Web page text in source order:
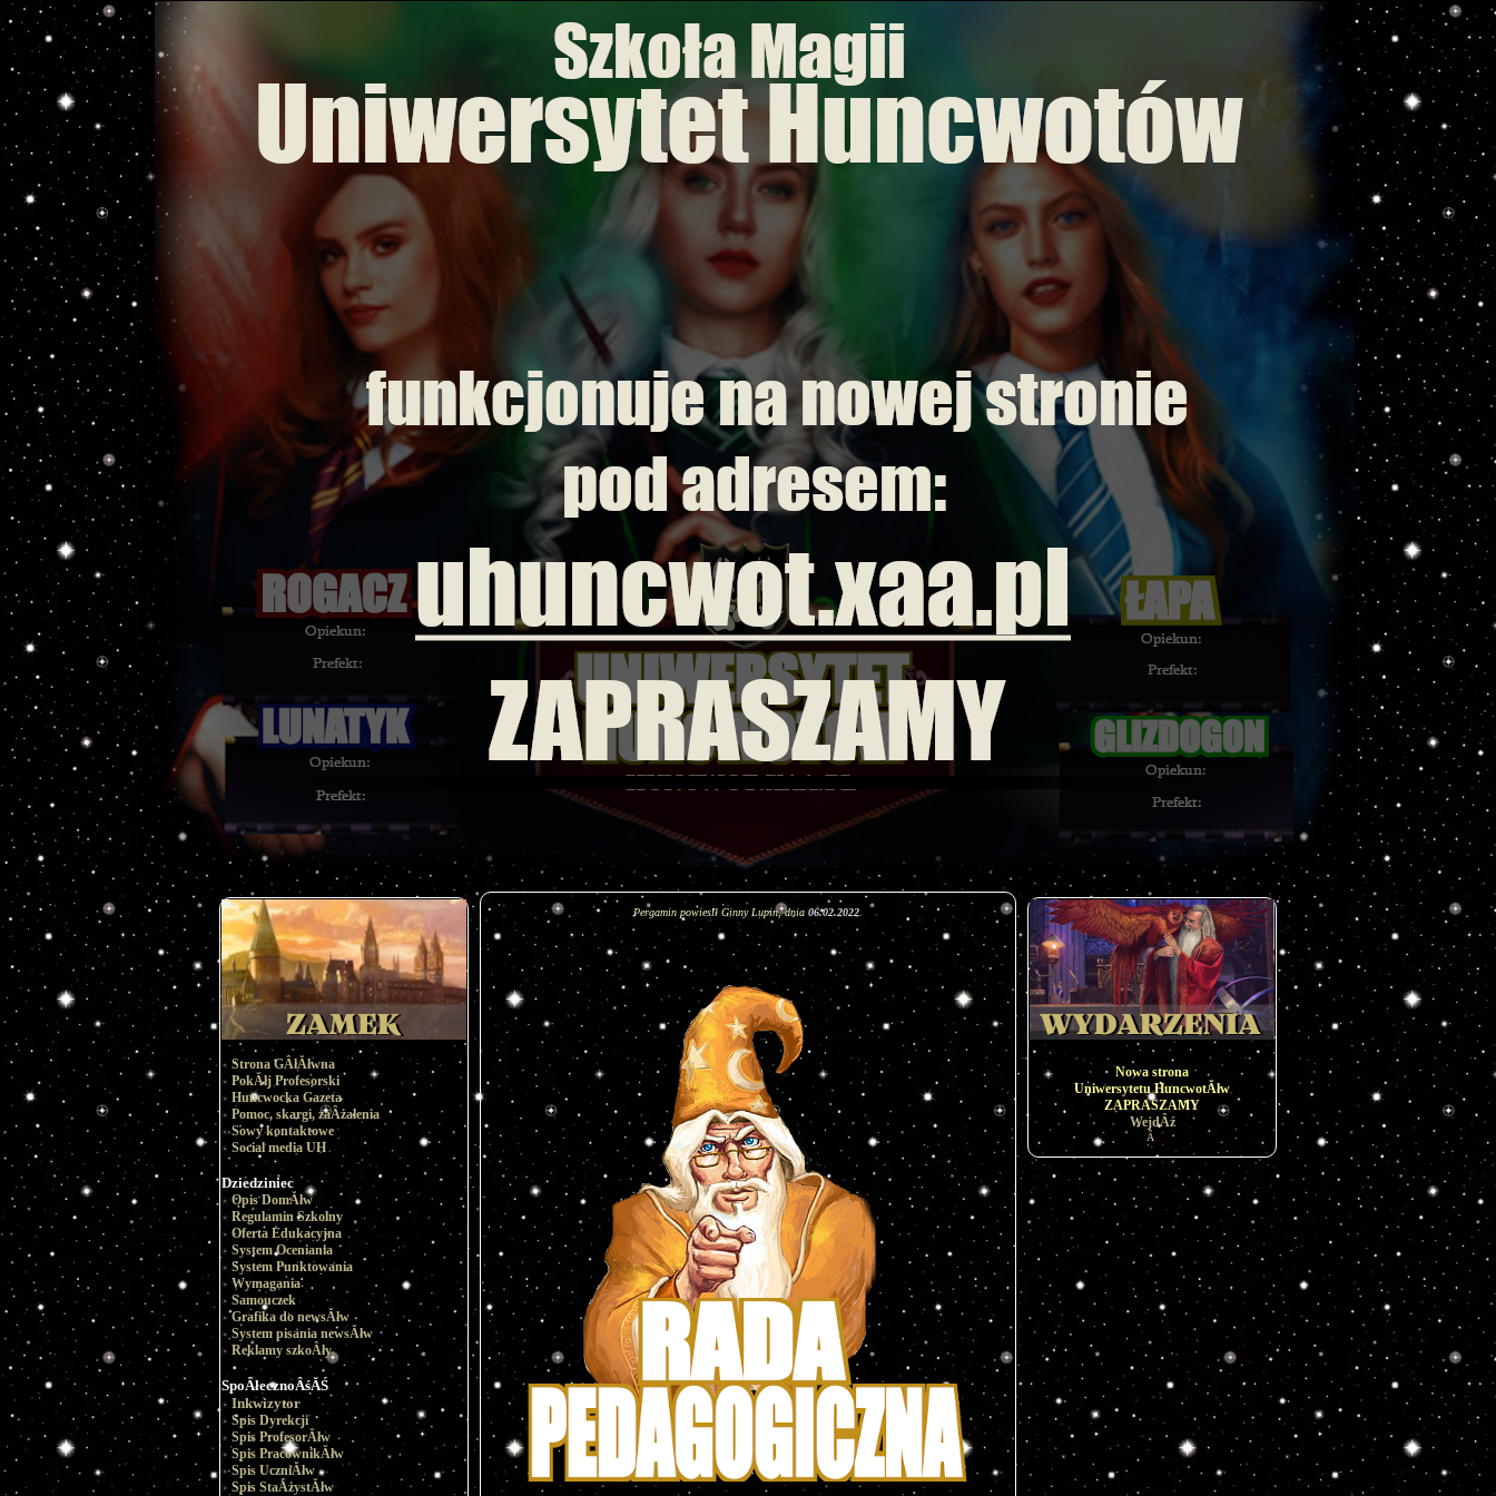
Strona GÂłĂłwna
PokĂłj Profesorski
Huncwocka Gazeta
Pomoc, skargi, zaÂżalenia
Sowy kontaktowe
Social media UH
Dziedziniec
Opis DomĂłw
Regulamin Szkolny
Oferta Edukacyjna
System Oceniania
System Punktowania
Wymagania
Samouczek
Grafika do newsĂłw
System pisania newsĂłw
Reklamy szkoÂły
SpoÂłecznoÂśĂŚ
Inkwizytor
Spis Dyrekcji
Spis ProfesorĂłw
Spis PracownikĂłw
Spis UczniĂłw
Spis StaÂżystĂłw
Pergamin powiesił Ginny Lupin, dnia 06.02.2022
Nowa strona
Uniwersytetu HuncwotĂłw
ZAPRASZAMY
WejdÂź
Â